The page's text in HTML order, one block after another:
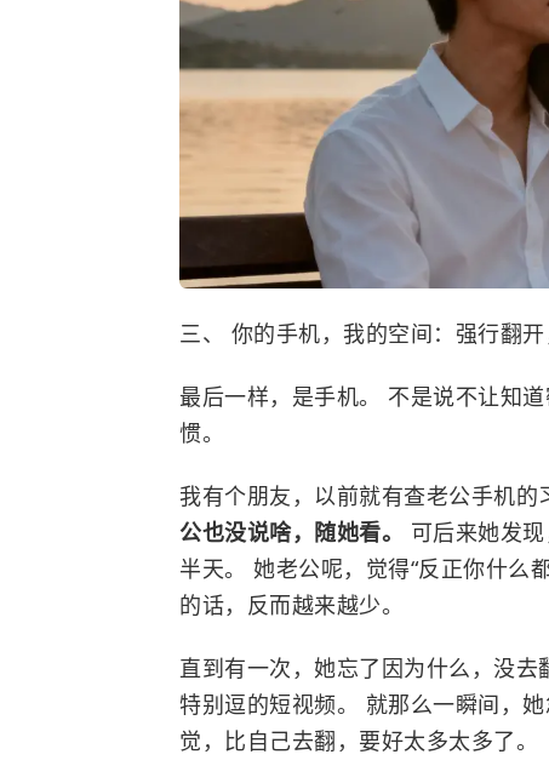
三、 你的手机，我的空间：强行翻
最后一样，是手机。 不是说不让知
惯。
我有个朋友，以前就有查老公手机的
公也没说啥，随她看。 可后来她发
半天。 她老公呢，觉得“反正你什么
的话，反而越来越少。
直到有一次，她忘了因为什么，没
特别逗的短视频。 就那么一瞬间，
觉，比自己去翻，要好太多太多了。